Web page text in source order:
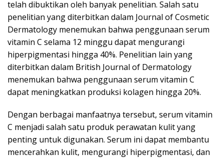
telah dibuktikan oleh banyak penelitian. Salah satu
penelitian yang diterbitkan dalam Journal of Cosmetic
Dermatology menemukan bahwa penggunaan serum
vitamin C selama 12 minggu dapat mengurangi
hiperpigmentasi hingga 40%. Penelitian lain yang
diterbitkan dalam British Journal of Dermatology
menemukan bahwa penggunaan serum vitamin C
dapat meningkatkan produksi kolagen hingga 20%.
Dengan berbagai manfaatnya tersebut, serum vitamin
C menjadi salah satu produk perawatan kulit yang
penting untuk digunakan. Serum ini dapat membantu
mencerahkan kulit, mengurangi hiperpigmentasi, dan